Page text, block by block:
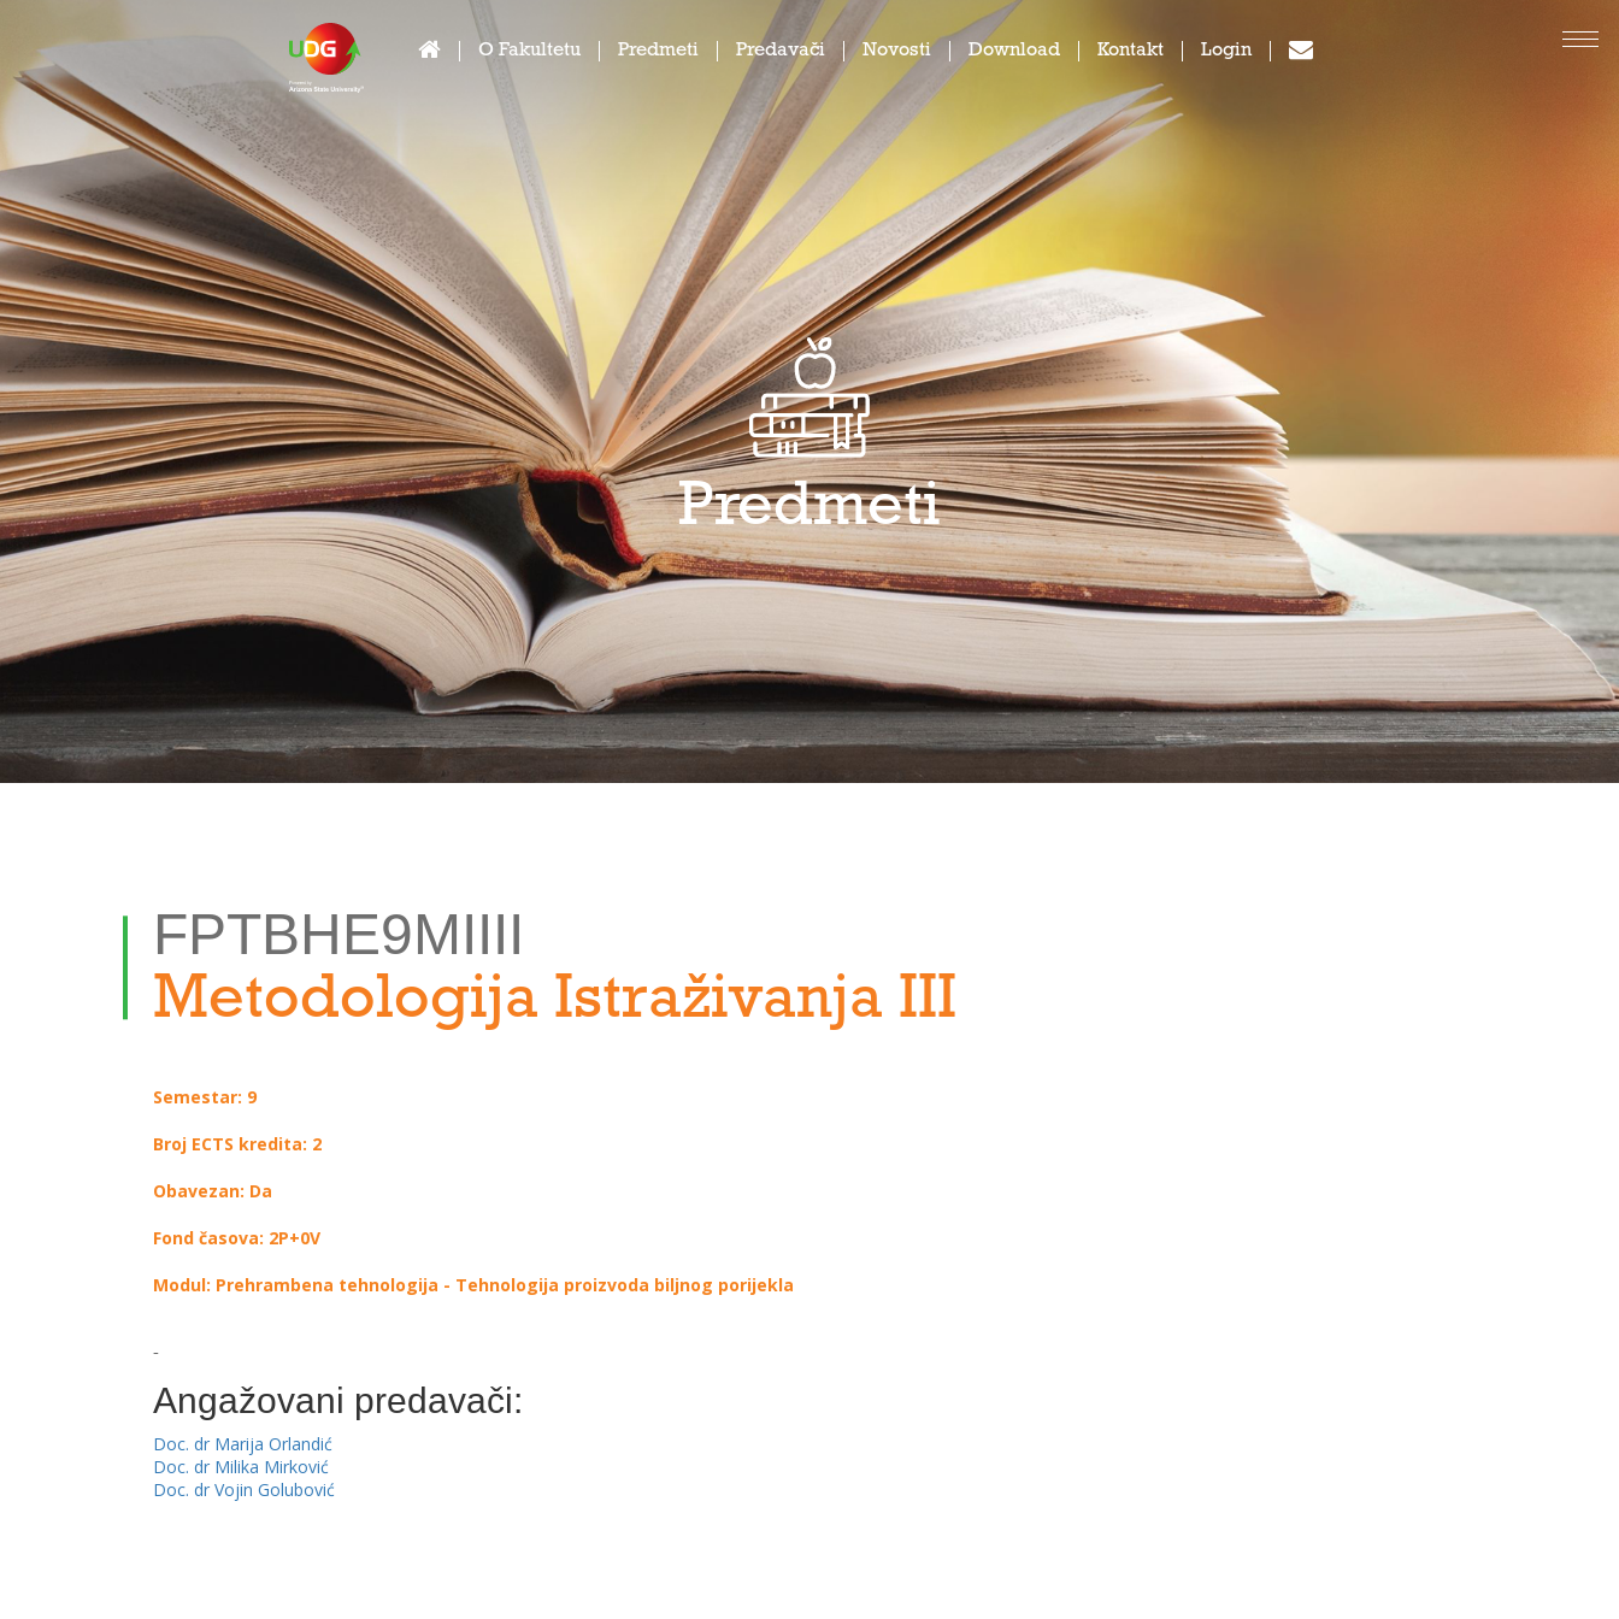
O Fakultetu Predmeti Predavači Novosti Download Kontakt Login
Predmeti
FPTBHE9MIIII
Metodologija Istraživanja III
Semestar: 9
Broj ECTS kredita: 2
Obavezan: Da
Fond časova: 2P+0V
Modul: Prehrambena tehnologija - Tehnologija proizvoda biljnog porijekla
-
Angažovani predavači:
Doc. dr Marija Orlandić
Doc. dr Milika Mirković
Doc. dr Vojin Golubović